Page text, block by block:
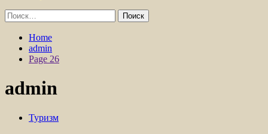
Найти:
Home
admin
Page 26
admin
Туризм